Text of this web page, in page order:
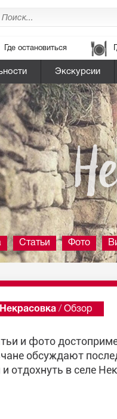
Где остановиться
Экскурсии
Статьи Фото
Некрасовка / Обзор
и фото
обсуждают
отдохнуть в селе